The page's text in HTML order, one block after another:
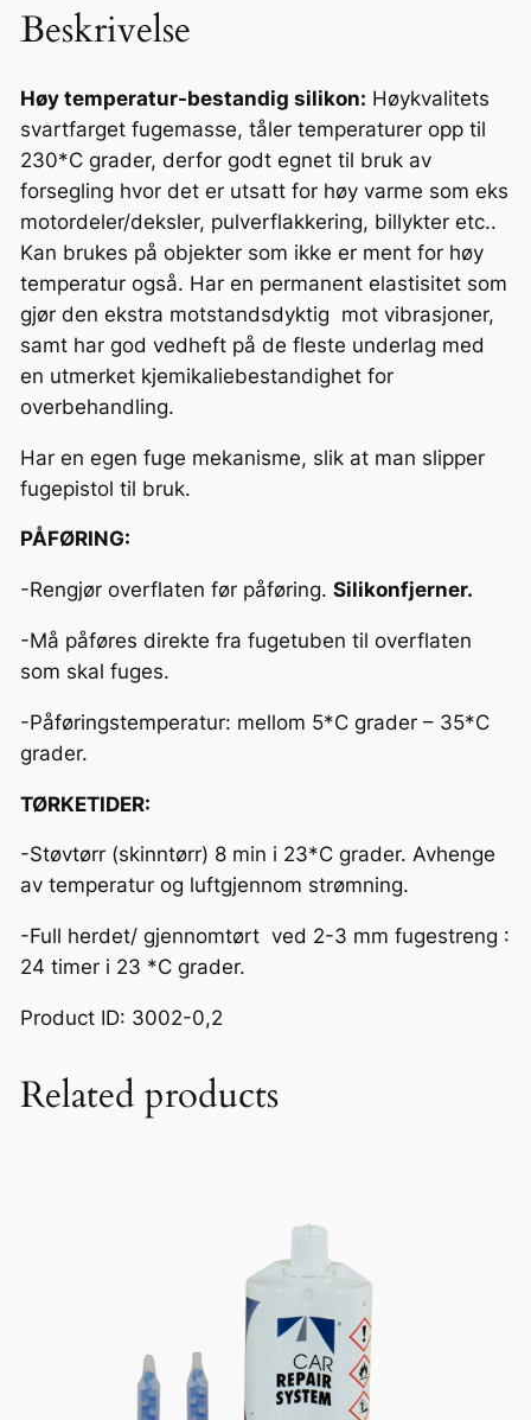
s
a
l
.
S
i
l
i
c
o
n
.
,
2
l
V
m
b
s
n
d
i
s
l
i
Beskrivelse
Høy temperatur-bestandig silikon: Høykvalitets
svartfarget fugemasse, tåler temperaturer opp til
230*C grader, derfor godt egnet til bruk av
forsegling hvor det er utsatt for høy varme som eks
motordeler/deksler, pulverflakkering, billykter etc..
Kan brukes på objekter som ikke er ment for høy
temperatur også. Har en permanent elastisitet som
gjør den ekstra motstandsdyktig mot vibrasjoner,
samt har god vedheft på de fleste underlag med
en utmerket kjemikaliebestandighet for
overbehandling.
Har en egen fuge mekanisme, slik at man slipper
fugepistol til bruk.
PÅFØRING:
-Rengjør overflaten før påføring. Silikonfjerner.
-Må påføres direkte fra fugetuben til overflaten
som skal fuges.
-Påføringstemperatur: mellom 5*C grader – 35*C
grader.
TØRKETIDER:
-Støvtørr (skinntørr) 8 min i 23*C grader. Avhenge
av temperatur og luftgjennom strømning.
-Full herdet/ gjennomtørt ved 2-3 mm fugestreng :
24 timer i 23 *C grader.
Product ID: 3002-0,2
Related products